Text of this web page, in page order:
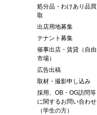
処分品・わけあり品買
取
出店用地募集
テナント募集
催事出店・賃貸（自由
市場）
広告出稿
取材・撮影申し込み
採用、OB・OG訪問等
に関するお問い合わせ
（学生の方）